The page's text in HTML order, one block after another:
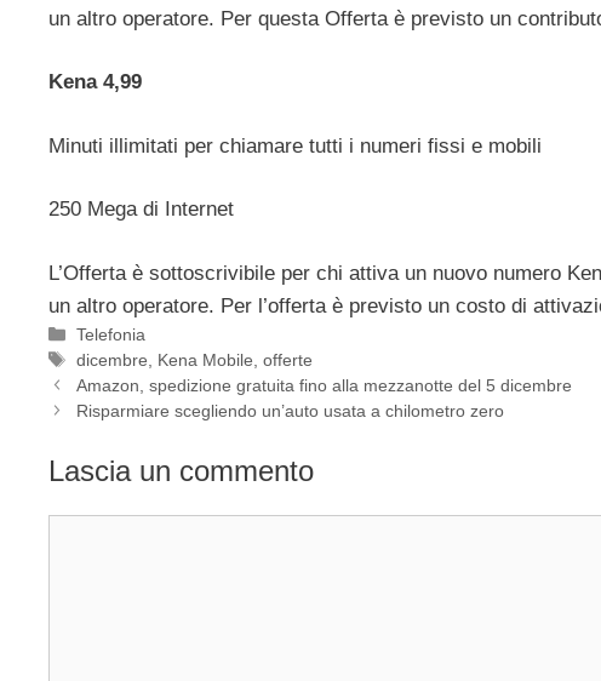
un altro operatore. Per questa Offerta è previsto un
Kena 4,99
Minuti illimitati per chiamare tutti i numeri fissi e mobili
250 Mega di Internet
L’Offerta è sottoscrivibile per chi attiva un nuovo numero
un altro operatore. Per l’offerta è previsto un costo di
Categorie
Telefonia
Tag
dicembre Kena Mobile ,offerte
Amazon, spedizione gratuita fino alla mezzanotte del 5 dicembre
Risparmiare scegliendo un’auto usata a chilometro zero
Lascia un commento